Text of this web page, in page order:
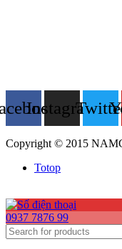
Instagram
Copyright © 2015
Totop
0937 7876 99